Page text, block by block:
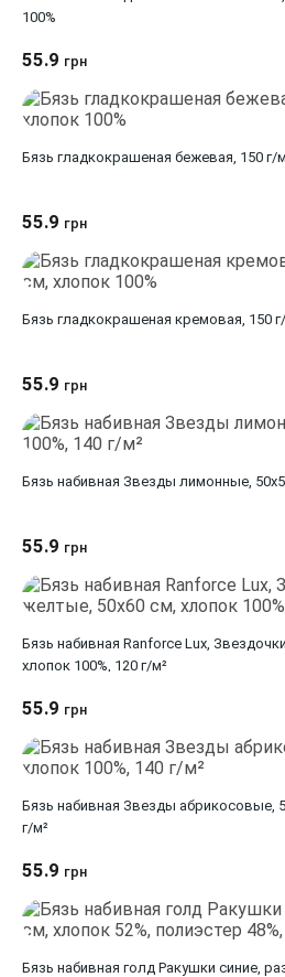
100%
55.9 грн
Бязь гладкокрашеная бежевая, 150 г/
55.9 грн
Бязь гладкокрашеная кремовая, 150
55.9 грн
Бязь набивная Звезды лимонные,
55.9 грн
Бязь набивная Ranforce Lux,
хлопок 100%, 120 г/м²
55.9 грн
Бязь набивная Звезды абрикосовые,
г/м²
55.9 грн
Бязь набивная голд Ракушки синие,